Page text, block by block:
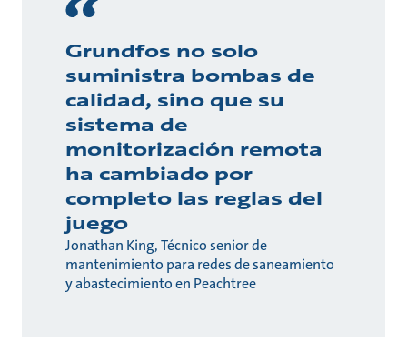
Grundfos no solo
suministra bombas de
calidad, sino que su
sistema de
monitorización remota
ha cambiado por
completo las reglas del
juego
Jonathan King, Técnico senior de
mantenimiento para redes de saneamiento
y abastecimiento en Peachtree